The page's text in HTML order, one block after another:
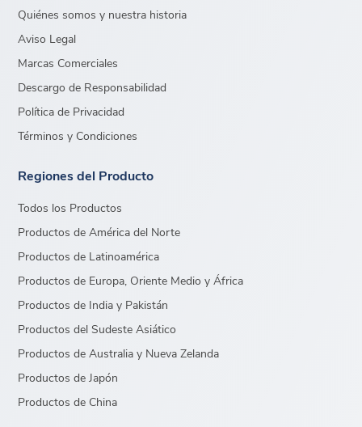
Quiénes somos y nuestra historia
Aviso Legal
Marcas Comerciales
Descargo de Responsabilidad
Política de Privacidad
Términos y Condiciones
Regiones del Producto
Todos los Productos
Productos de América del Norte
Productos de Latinoamérica
Productos de Europa, Oriente Medio y África
Productos de India y Pakistán
Productos del Sudeste Asiático
Productos de Australia y Nueva Zelanda
Productos de Japón
Productos de China